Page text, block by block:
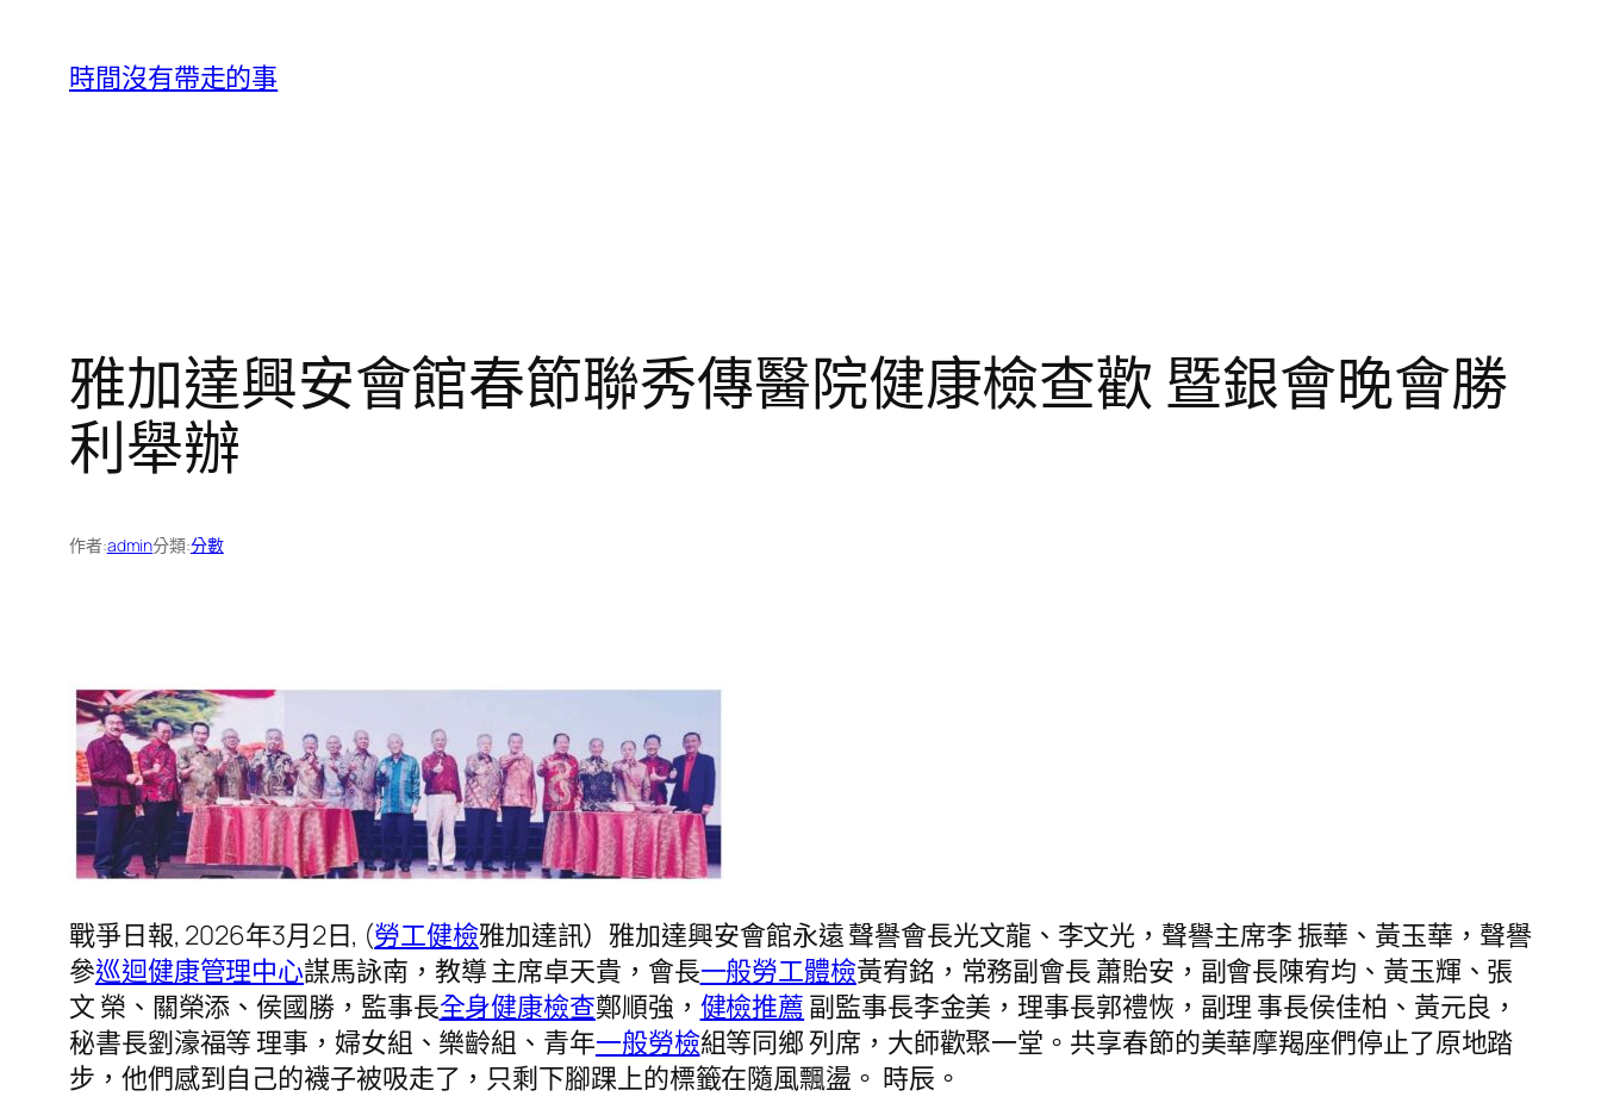
時間沒有帶走的事
雅加達興安會館春節聯秀傳醫院健康檢查歡 暨銀會晚會勝
利舉辦
作者:admin分類:分數
戰爭日報, 2026年3月2日, (勞工健檢雅加達訊）雅加達興安會館永遠 聲譽會長光文龍、李文光，聲譽主席李 振華、黃玉華，聲譽
參巡迴健康管理中心謀馬詠南，教導 主席卓天貴，會長一般勞工體檢黃宥銘，常務副會長 蕭貽安，副會長陳宥均、黃玉輝、張
文 榮、關榮添、侯國勝，監事長全身健康檢查鄭順強， 健檢推薦 副監事長李金美，理事長郭禮恢，副理 事長侯佳柏、黃元良，
秘書長劉濠福等 理事，婦女組、樂齡組、青年一般勞檢組等同鄉 列席，大師歡聚一堂。共享春節的美華摩羯座們停止了原地踏
步，他們感到自己的襪子被吸走了，只剩下腳踝上的標籤在隨風飄盪。 時辰。